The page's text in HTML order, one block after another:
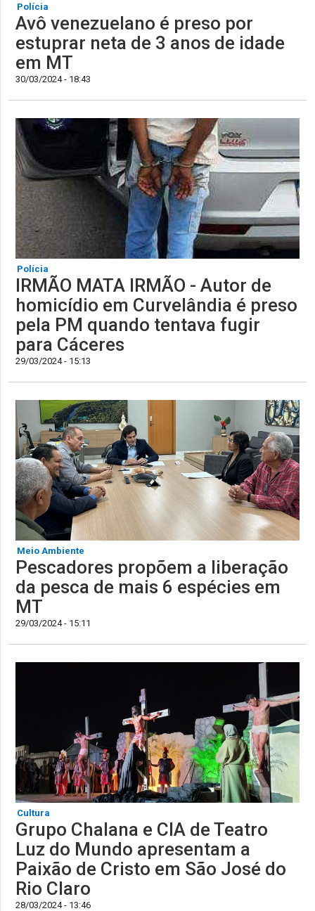
Polícia
Avô venezuelano é preso por
estuprar neta de 3 anos de idade
em MT
30/03/2024 - 18:43
Polícia
IRMÃO MATA IRMÃO - Autor de
homicídio em Curvelândia é preso
pela PM quando tentava fugir
para Cáceres
29/03/2024 - 15:13
Meio Ambiente
Pescadores propõem a liberação
da pesca de mais 6 espécies em
MT
29/03/2024 - 15:11
Cultura
Grupo Chalana e CIA de Teatro
Luz do Mundo apresentam a
Paixão de Cristo em São José do
Rio Claro
28/03/2024 - 13:46